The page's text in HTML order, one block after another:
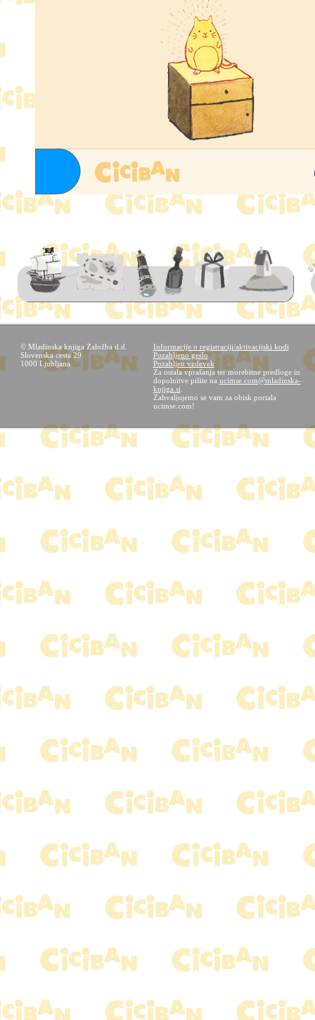
© Mladinska knjiga Založba d.d.
Slovenska cesta 29
1000 Ljubljana
Informacije o registraciji/aktivacijski kodi
Pozabljeno geslo
Pozabljen vzdevek
Za ostala vprašanja ter morebitne predloge in
dopolnitve pišite na ucimse.com@mladinska-
knjiga.si
Zahvaljujemo se vam za obisk portala
ucimse.com!